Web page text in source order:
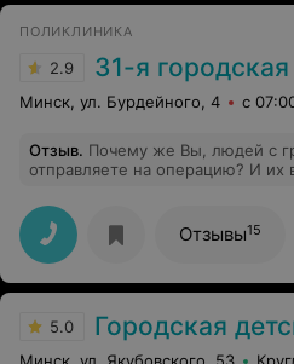
ПОЛИКЛИНИКА
2.9 31-я городская
Минск, ул. Бурдейного, 4 с
Отзыв. Почему же Вы, людей с
отправляете на операцию? И их
операцию!!! Люди ждали
операцию!!! Я не хочу кривить
прочувствовать ту боль, что
Вам благ!!!
Отзывы15
5.0 Городская детская инфекционная